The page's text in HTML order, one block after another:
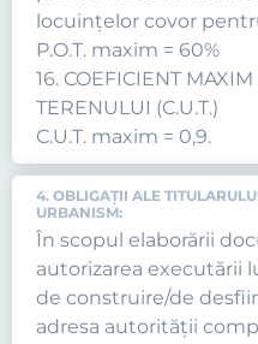
locuinţelor covor
P.O.T. maxim = 60%
16. COEFICIENT
TERENULUI (C.U.T.)
C.U.T. maxim = 0,9.
4. OBLIGAŢII ALE
URBANISM:
În scopul elaborării
autorizarea executării
de construire/de
adresa autorităţii